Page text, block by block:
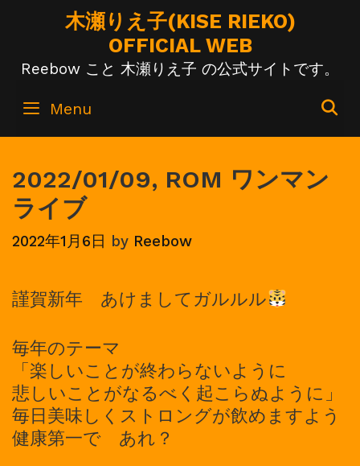
木瀬りえ子(KISE RIEKO)
OFFICIAL WEB
Reebow こと 木瀬りえ子 の公式サイトです。
Menu
2022/01/09, ROM ワンマン
ライブ
2022年1月6日 by Reebow
謹賀新年 あけましてガルルル
毎年のテーマ
「楽しいことが終わらないように
悲しいことがなるべく起こらぬように」
毎日美味しくストロングが飲めますよう
健康第一で あれ？